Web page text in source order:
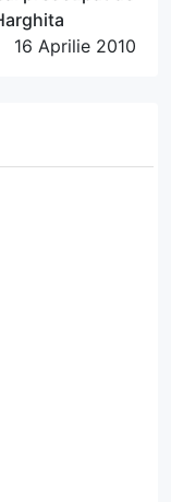
16 Aprilie 2010